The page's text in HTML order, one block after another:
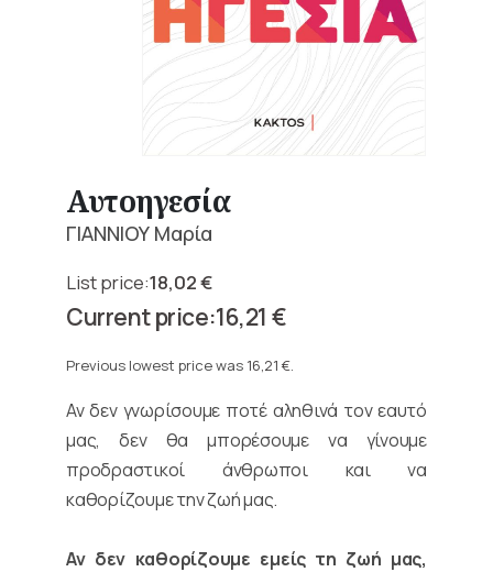
Αυτοηγεσία
ΓΙΑΝΝΙΟΥ Μαρία
18,02€
Original
price
18,02 €.
16,21 €
price
16,21 €.
Previous lowest price was 16,21 €.
Αν δεν γνωρίσουμε ποτέ αληθινά τον εαυτό
μας, δεν θα μπορέσουμε να γίνουμε
προδραστικοί άνθρωποι και να
καθορίζουμε την ζωή μας.
Αν δεν καθορίζουμε εμείς τη ζωή μας,